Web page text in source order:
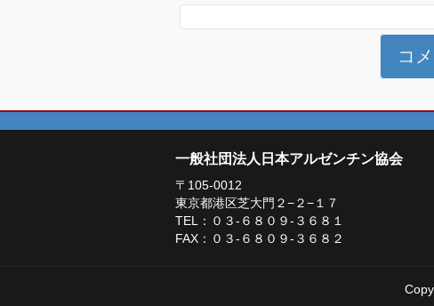
一般社団法人日本アルゼンチン協会
〒105-0012
東京都港区芝大門２−２−１７
TEL：０３-６８０９-３６８１
FAX：０３-６８０９-３６８２